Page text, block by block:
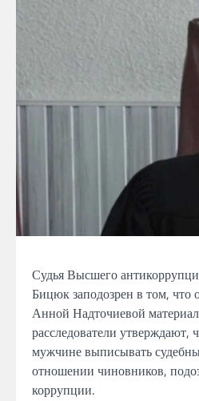
Судья Высшего
Бицюк заподозрен в том, что
Анной Надточиевой
расследователи утверждают,
мужчине выписывать
отношении чиновников,
коррупции.